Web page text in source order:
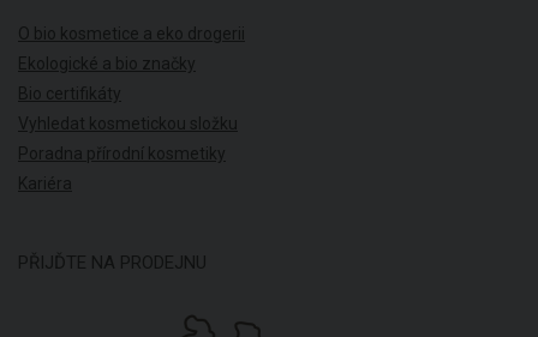
O bio kosmetice a eko drogerii
Ekologické a bio značky
Bio certifikáty
Vyhledat kosmetickou složku
Poradna přírodní kosmetiky
Kariéra
PŘIJĎTE NA PRODEJNU